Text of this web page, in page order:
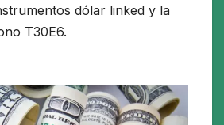
dólar linked y la
T30E6.